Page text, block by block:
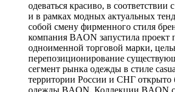
одеваться красиво, в соответствии
и в рамках модных актуальных
собой смену фирменного стиля
компания BAON запустила проект
одноименной торговой марки,
перепозиционирование
сегмент рынка одежды в стиле
территории России и СНГ открыто
одежды BAON. Коллекции BAON